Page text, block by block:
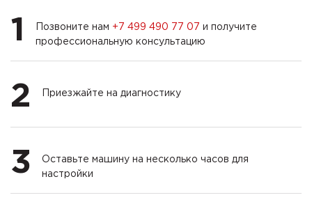
1 Позвоните нам +7 499 490 77 07 и получите
профессиональную консультацию
2 Приезжайте на диагностику
3
Оставьте машину на несколько часов для
настройки